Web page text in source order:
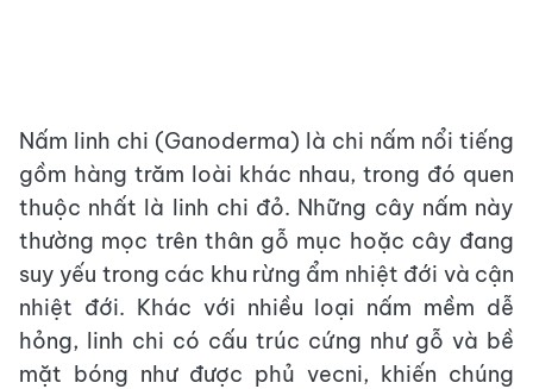
Nấm linh chi (Ganoderma) là chi nấm nổi tiếng
gồm hàng trăm loài khác nhau, trong đó quen
thuộc nhất là linh chi đỏ. Những cây nấm này
thường mọc trên thân gỗ mục hoặc cây đang
suy yếu trong các khu rừng ẩm nhiệt đới và cận
nhiệt đới. Khác với nhiều loại nấm mềm dễ
hỏng, linh chi có cấu trúc cứng như gỗ và bề
mặt bóng như được phủ vecni, khiến chúng